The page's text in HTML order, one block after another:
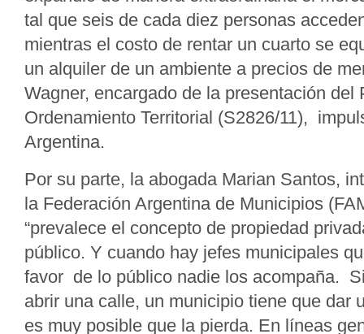
tal que seis de cada diez personas
mientras el costo de rentar un cuarto se
un alquiler de un ambiente a precios de
Wagner, encargado de la presentación del
Ordenamiento Territorial (S2826/11),
Argentina.
Por su parte, la abogada Marian Santos,
la Federación Argentina de Municipios
“prevalece el concepto de propiedad
público. Y cuando hay jefes municipales
favor de lo público nadie los acompaña.
abrir una calle, un municipio tiene que dar
es muy posible que la pierda. En líneas